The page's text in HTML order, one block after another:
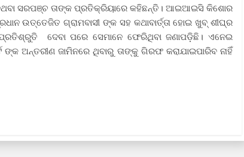
ସରପଞ୍ଚ ତାଙ୍କ ପ୍ରତିକ୍ରିୟାରେ କହିଛନ୍ତି। ଆଇଆଇସି କିଶୋର
ଉତ୍ତେଜିତ ଗ୍ରାମବାସୀ ଙ୍କ ସହ କଥାବାର୍ତ୍ତା ହୋଇ ଖୁବ୍ ଶୀଘ୍ର
ଦେବା ପରେ ସେମାନେ ଫେରିଥିବା ଜଣାପଡ଼ିଛି। ଏନେଇ
ଅନ୍ତରୀଣ ଜାମିନରେ ଥିବାରୁ ତାଙ୍କୁ ଗିରଫ କରାଯାଇପାରିବ ନାହିଁ